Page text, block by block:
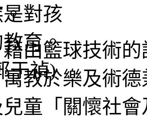
由籃球技術
教於樂及術
童「關懷社